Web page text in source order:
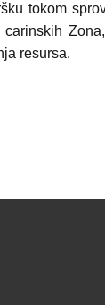
tokom
resursa.